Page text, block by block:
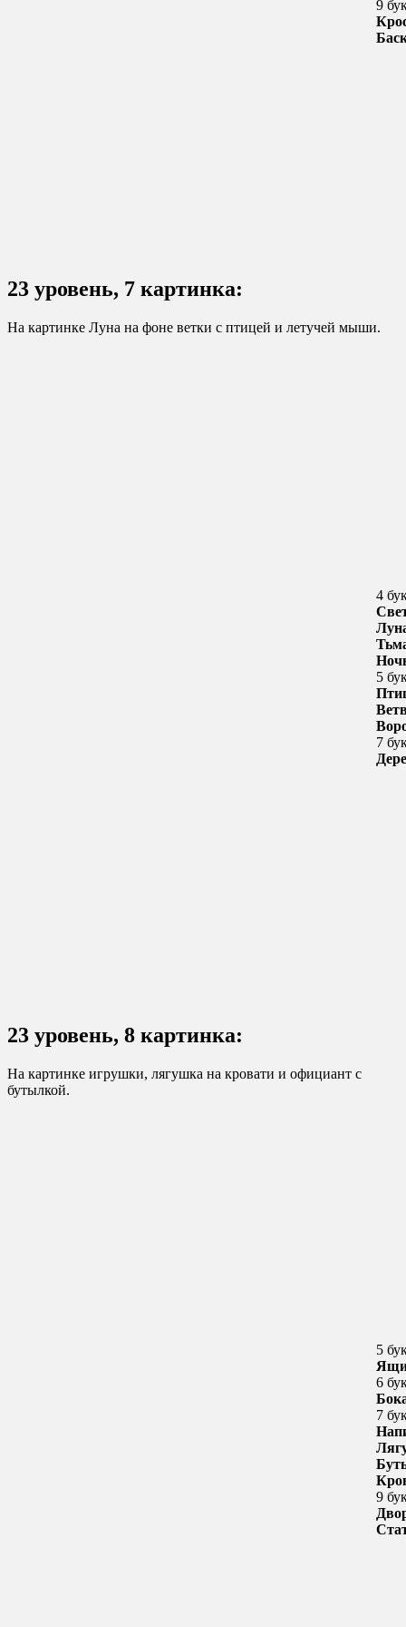
9
23 уровень, 7 картинка:
На картинке Луна на фоне ветки с птицей и летучей мыши.
4
5
7
23 уровень, 8 картинка:
На картинке игрушки, лягушка на кровати и официант с
бутылкой.
5
6
7
9